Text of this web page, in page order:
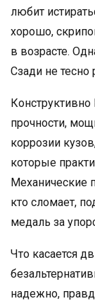
любит
хорошо,
в возрасте.
Сзади не тесно
прочности,
коррозии
которые
Механические
кто сломает,
медаль за
Что касается
надежно,